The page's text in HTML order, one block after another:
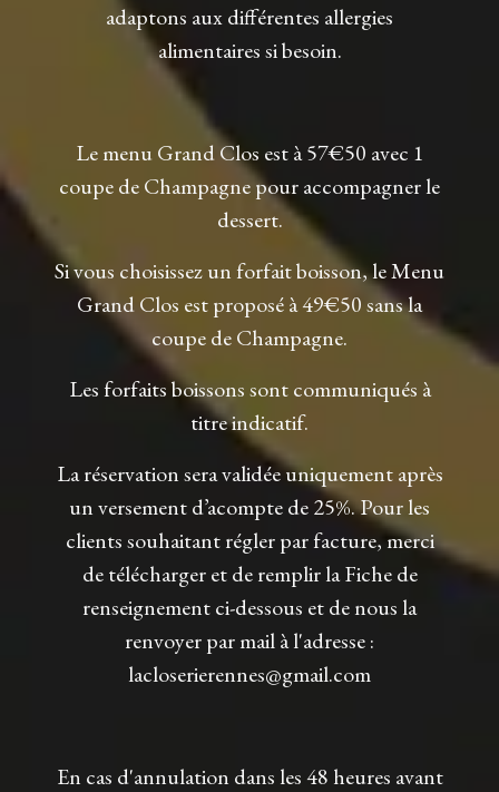
adaptons aux différentes allergies
alimentaires si besoin.
Le menu Grand Clos est à 57€50 avec 1
coupe de Champagne pour accompagner le
dessert.
Si vous choisissez un forfait boisson, le Menu
Grand Clos est proposé à 49€50 sans la
coupe de Champagne.
Les forfaits boissons sont communiqués à
titre indicatif.
La réservation sera validée uniquement après
un versement d’acompte de 25%. Pour les
clients souhaitant régler par facture, merci
de télécharger et de remplir la Fiche de
renseignement ci-dessous et de nous la
renvoyer par mail à l'adresse :
lacloserierennes@gmail.com
En cas d'annulation dans les 48 heures avant